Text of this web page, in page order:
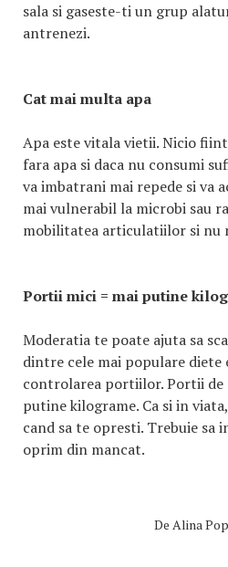
sala si gaseste-ti un grup
antrenezi.
Cat mai multa apa
Apa este vitala vietii. Nicio
fara apa si daca nu consumi
va imbatrani mai repede si va
mai vulnerabil la microbi sau
mobilitatea articulatiilor si nu
Portii mici = mai putine
Moderatia te poate ajuta sa
dintre cele mai populare diete
controlarea portiilor. Portii de
putine kilograme. Ca si in
cand sa te opresti. Trebuie sa
oprim din mancat.
De Alina